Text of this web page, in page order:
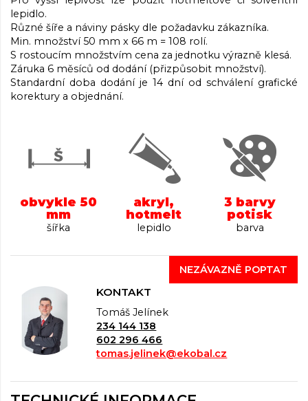
lepidlo.
Různé šíře a náviny pásky dle požadavku zákazníka.
Min. množství 50 mm x 66 m = 108 rolí.
S rostoucím množstvím cena za jednotku výrazně klesá.
Záruka 6 měsíců od dodání (přizpůsobit množství).
Standardní doba dodání je 14 dní od schválení grafické
korektury a objednání.
obvykle 50
mm
šířka
akryl,
hotmelt
lepidlo
3 barvy
potisk
barva
NEZÁVAZNĚ POPTAT
KONTAKT
Tomáš Jelínek
234 144 138
602 296 466
tomas.jelinek@ekobal.cz